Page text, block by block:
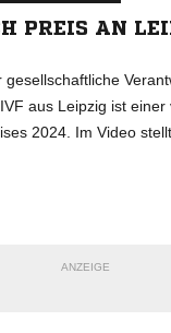
PREIS AN
aus Leipzig ist einer
2024. Im Video stellt
ANZEIGE